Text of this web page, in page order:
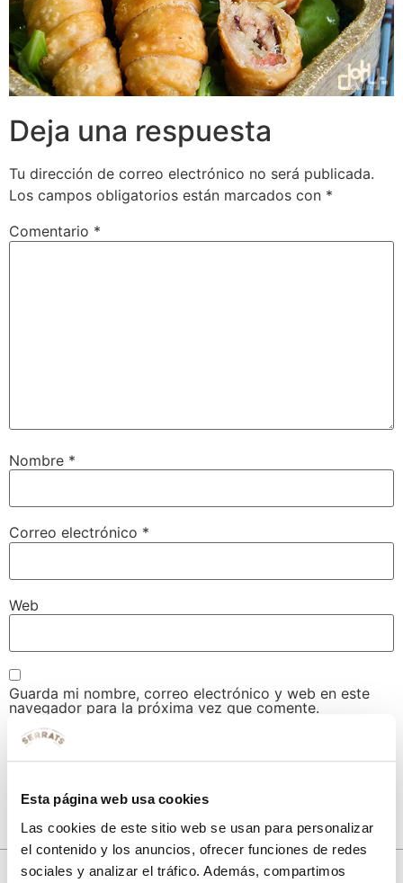
Esta página web usa cookies
Las cookies de este sitio web se usan para personalizar
el contenido y los anuncios, ofrecer funciones de redes
sociales y analizar el tráfico. Además, compartimos
Deja una respuesta
Tu dirección de correo electrónico no será publicada.
Los campos obligatorios están marcados con *
Comentario *
Nombre *
Correo electrónico *
Web
Guarda mi nombre, correo electrónico y web en este
navegador para la próxima vez que comente.